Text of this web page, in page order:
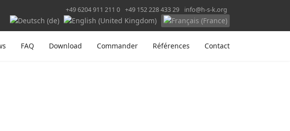
+49 6204 911 211 0 +49 152 228 433 29 info@h-s-k.org
Sélectionnez votre langue
FAQ Download Commander Références Contact